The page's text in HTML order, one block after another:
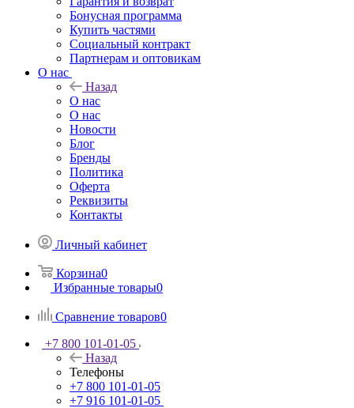
Бонусная программа
Купить частями
Социальный контракт
Партнерам и оптовикам
О нас
Назад
О нас
О нас
Новости
Блог
Бренды
Политика
Оферта
Реквизиты
Контакты
Личный кабинет
Корзина0
Избранные товары0
Сравнение товаров0
+7 800 101-01-05
Назад
Телефоны
+7 800 101-01-05
+7 916 101-01-05